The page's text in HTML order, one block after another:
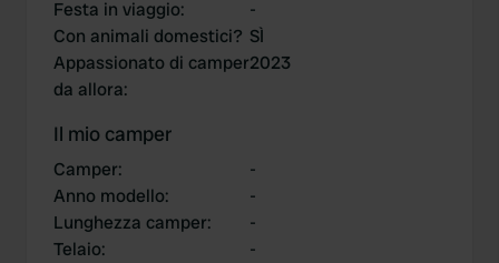
Festa in viaggio:
-
Con animali domestici? SÌ
Appassionato di camper
da allora:
2023
Il mio camper
Camper:
-
Anno modello:
-
Lunghezza camper:
-
Telaio:
-